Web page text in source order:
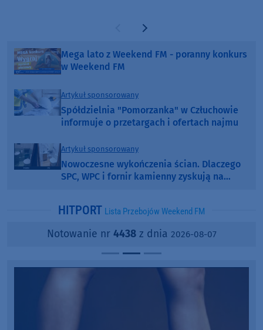
Poprzednia strona
Następna strona
Mega lato z Weekend FM - poranny konkurs
w Weekend FM
Artykuł sponsorowany
Spółdzielnia "Pomorzanka" w Człuchowie
informuje o przetargach i ofertach najmu
Artykuł sponsorowany
Nowoczesne wykończenia ścian. Dlaczego
SPC, WPC i fornir kamienny zyskują na
HITPORT Lista Przebojów Weekend FM
Notowanie nr 4438z dnia 2026-08-07